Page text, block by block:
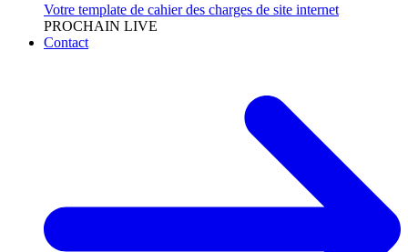
Votre template de cahier des charges de site internet
PROCHAIN LIVE
Contact